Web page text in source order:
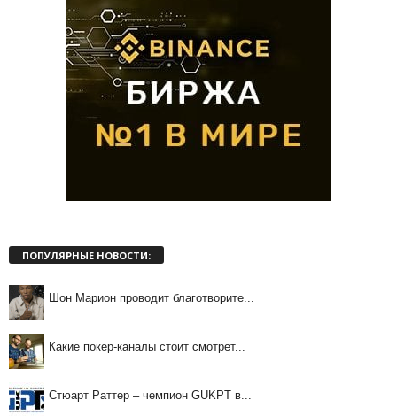
ПОПУЛЯРНЫЕ НОВОСТИ:
Шон Марион проводит благотворите...
Какие покер-каналы стоит смотрет...
Стюарт Раттер – чемпион GUKPT в...